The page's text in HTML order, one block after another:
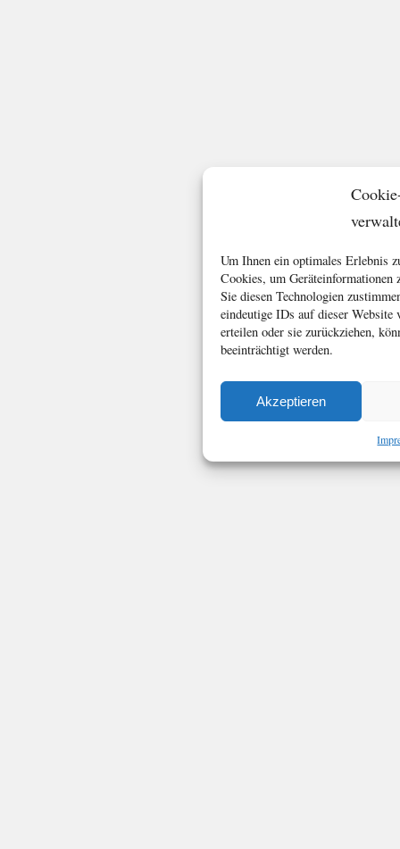
Um Ihnen ein optimales Erlebnis
Cookies, um Geräteinformationen
Sie diesen Technologien
eindeutige IDs auf dieser
erteilen oder sie zurückziehen,
beeinträchtigt werden.
Akzeptieren